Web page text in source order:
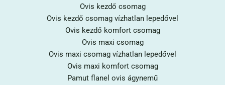
Ovis kezdő csomag
Ovis kezdő csomag vízhatlan lepedővel
Ovis kezdő komfort csomag
Ovis maxi csomag
Ovis maxi csomag vízhatlan lepedővel
Ovis maxi komfort csomag
Pamut flanel ovis ágynemű